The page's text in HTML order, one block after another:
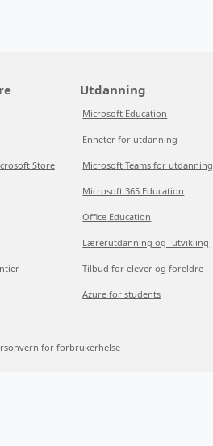
Store
Utdanning
Microsoft Education
Enheter for utdanning
Microsoft Teams for utdanning
Microsoft 365 Education
Office Education
Lærerutdanning og -utvikling
Tilbud for elever og foreldre
Azure for students
for forbrukerhelse